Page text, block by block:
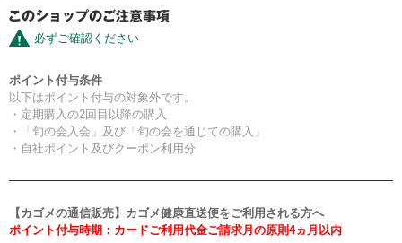
必ずご確認ください
ポイント付与条件
以下はポイント付与の対象外です。
・定期購入の2回目以降の購入
・「旬の会入会」及び「旬の会を通じての購入」
・自社ポイント及びクーポン利用分
【カゴメの通信販売】カゴメ健康直送便をご利用される方へ
ポイント付与時期：カードご利用代金ご請求月の原則4ヵ月以内